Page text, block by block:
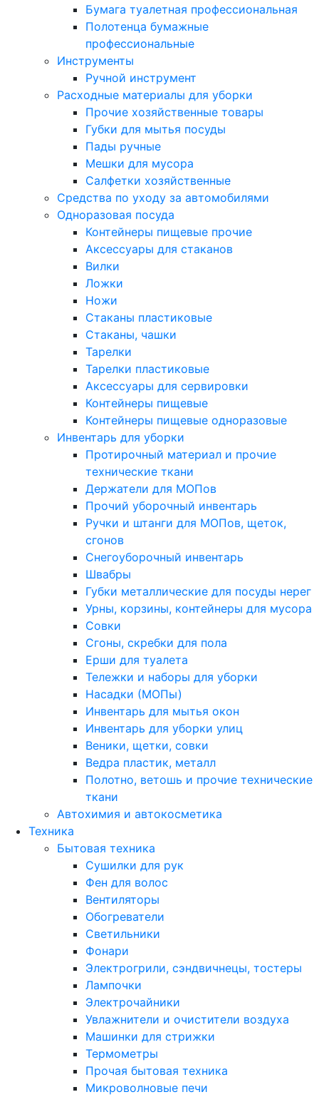
Бумага туалетная профессиональная
Полотенца бумажные
профессиональные
Инструменты
Ручной инструмент
Расходные материалы для уборки
Прочие хозяйственные товары
Губки для мытья посуды
Пады ручные
Мешки для мусора
Салфетки хозяйственные
Средства по уходу за автомобилями
Одноразовая посуда
Контейнеры пищевые прочие
Аксессуары для стаканов
Вилки
Ложки
Ножи
Стаканы пластиковые
Стаканы, чашки
Тарелки
Тарелки пластиковые
Аксессуары для сервировки
Контейнеры пищевые
Контейнеры пищевые одноразовые
Инвентарь для уборки
Протирочный материал и прочие
технические ткани
Держатели для МОПов
Прочий уборочный инвентарь
Ручки и штанги для МОПов, щеток,
сгонов
Снегоуборочный инвентарь
Швабры
Губки металлические для посуды нерег
Урны, корзины, контейнеры для мусора
Совки
Сгоны, скребки для пола
Ерши для туалета
Тележки и наборы для уборки
Насадки (МОПы)
Инвентарь для мытья окон
Инвентарь для уборки улиц
Веники, щетки, совки
Ведра пластик, металл
Полотно, ветошь и прочие технические
ткани
Автохимия и автокосметика
Техника
Бытовая техника
Сушилки для рук
Фен для волос
Вентиляторы
Обогреватели
Светильники
Фонари
Электрогрили, сэндвичнецы, тостеры
Лампочки
Электрочайники
Увлажнители и очистители воздуха
Машинки для стрижки
Термометры
Прочая бытовая техника
Микроволновые печи